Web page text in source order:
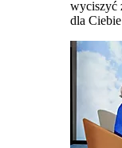
wyciszyć
dla